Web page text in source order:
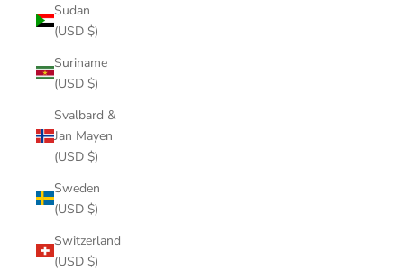
Sudan
(USD $)
Suriname
(USD $)
Svalbard &
Jan Mayen
(USD $)
Sweden
(USD $)
Switzerland
(USD $)